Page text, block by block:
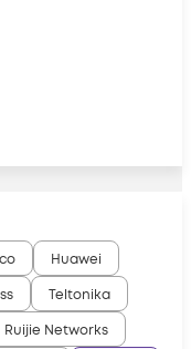
Huawei
Teltonika
Ruijie Networks